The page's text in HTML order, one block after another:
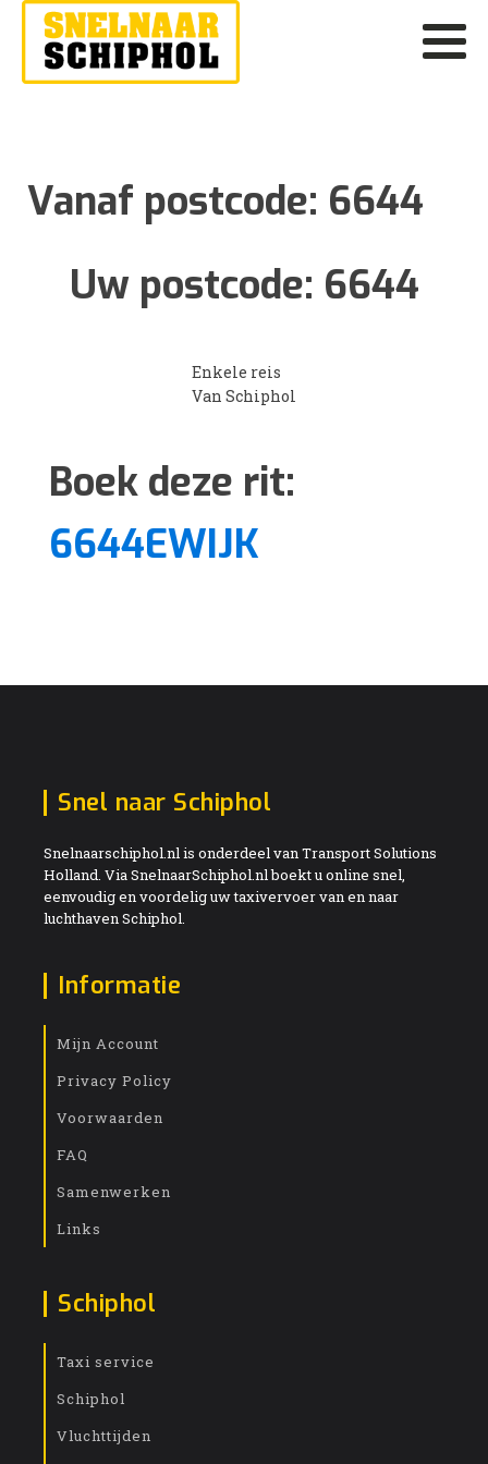
Vanaf postcode: 6644
Uw postcode: 6644
Enkele reis
Van Schiphol
Boek deze rit:
6644EWIJK
Snel naar Schiphol
Snelnaarschiphol.nl is onderdeel van Transport Solutions
Holland. Via SnelnaarSchiphol.nl boekt u online snel,
eenvoudig en voordelig uw taxivervoer van en naar
luchthaven Schiphol.
Informatie
Mijn Account
Privacy Policy
Voorwaarden
FAQ
Samenwerken
Links
Schiphol
Taxi service
Schiphol
Vluchttijden